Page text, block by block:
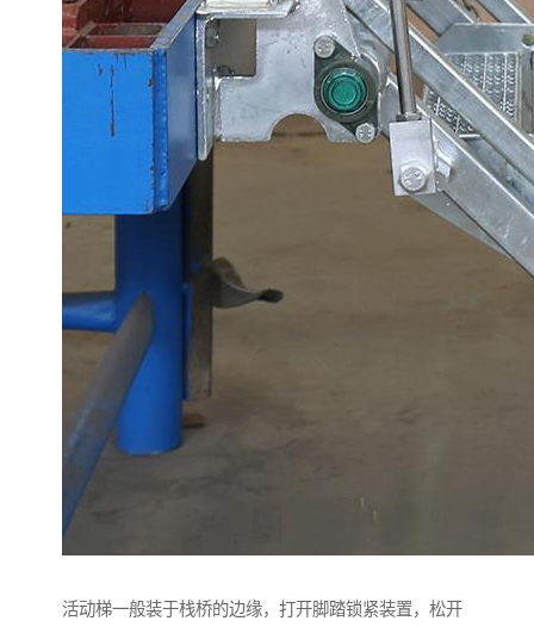
活动梯一般装于栈桥的边缘，打开脚踏锁紧装置，松开